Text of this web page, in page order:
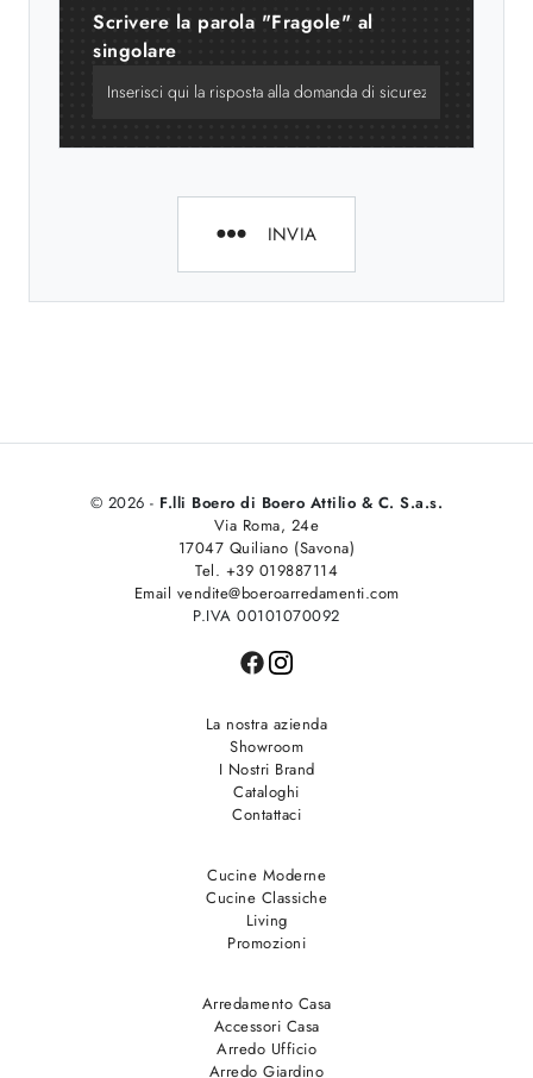
Scrivere la parola "Fragole" al
singolare
INVIA
© 2026 - F.lli Boero di Boero Attilio & C. S.a.s.
Via Roma, 24e
17047 Quiliano (Savona)
Tel. +39 019887114
Email vendite@boeroarredamenti.com
P.IVA 00101070092
La nostra azienda
Showroom
I Nostri Brand
Cataloghi
Contattaci
Cucine Moderne
Cucine Classiche
Living
Promozioni
Arredamento Casa
Accessori Casa
Arredo Ufficio
Arredo Giardino